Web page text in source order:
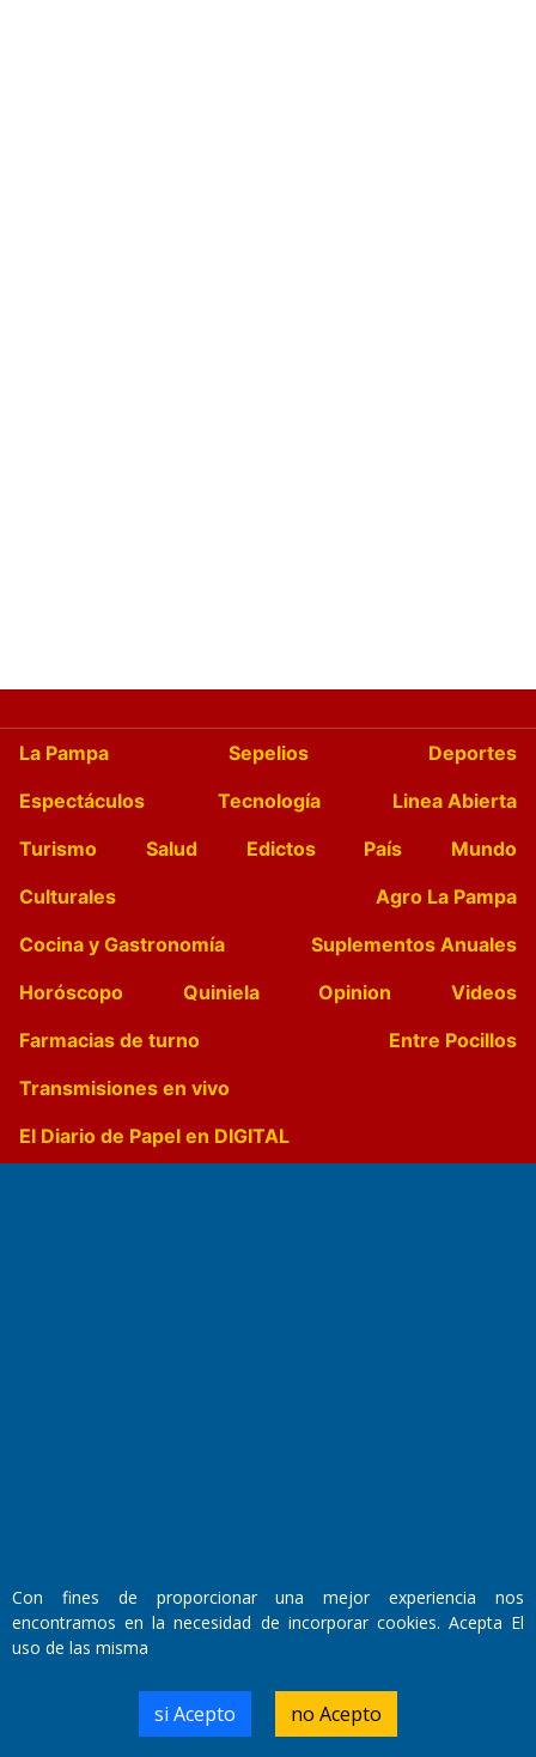
La Pampa Sepelios
Deportes
Espectáculos
Tecnología
Linea Abierta
Turismo
Salud Edictos País
Mundo
Culturales
Agro La Pampa
Cocina y Gastronomía
Suplementos Anuales
Horóscopo
Quiniela Opinion
Videos
Farmacias de turno
Entre Pocillos
Transmisiones en vivo
El Diario de Papel en DIGITAL
Director Periodístico:
Walter René Goñi
Domicilio Legal: José Ingenieros 855,
Santa Rosa, La Pampa.
Número de Registro DNDA:
Con fines de proporcionar una mejor experiencia nos
encontramos en la necesidad de incorporar cookies. Acepta El
uso de las misma
si Acepto no Acepto